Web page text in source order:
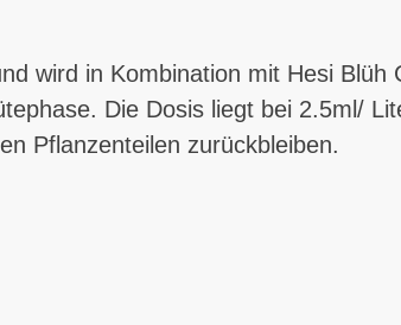
wird in Kombination mit Hesi
Die Dosis liegt bei 2.5ml/
Pflanzenteilen zurückbleiben.